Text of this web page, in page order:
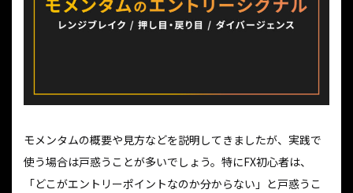
モメンタムの概要や見方などを説明してきましたが、実践で
使う場合は戸惑うことが多いでしょう。特にFX初心者は、
「どこがエントリーポイントなのか分からない」と戸惑うこ